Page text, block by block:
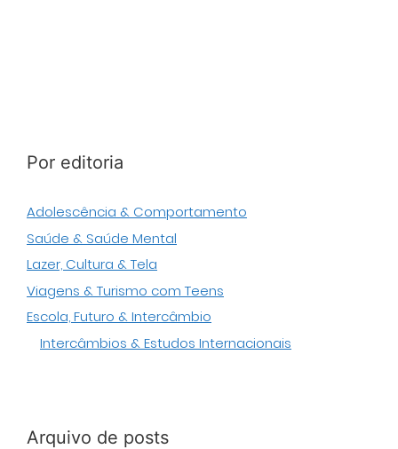
Por editoria
Adolescência & Comportamento
Saúde & Saúde Mental
Lazer, Cultura & Tela
Viagens & Turismo com Teens
Escola, Futuro & Intercâmbio
Intercâmbios & Estudos Internacionais
Arquivo de posts